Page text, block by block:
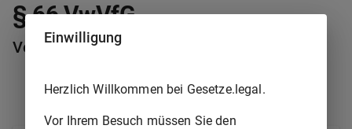
§ 66 VwVfG
Verpflichtung zur Anhörung von Beteiligten
Einwilligung
Herzlich Willkommen bei Gesetze.legal.
Vor Ihrem Besuch müssen Sie den